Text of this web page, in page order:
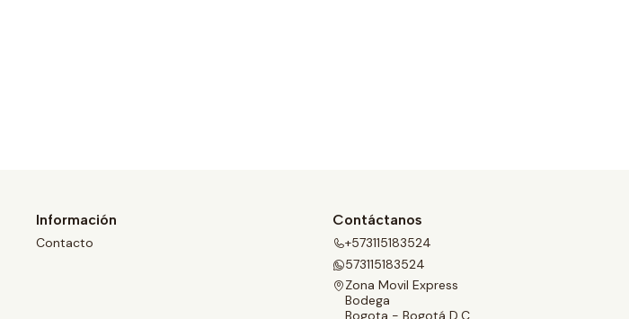
Información
Contacto
Contáctanos
+573115183524
573115183524
Zona Movil Express
Bodega
Bogota - Bogotá D.C.